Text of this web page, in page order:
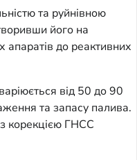
та руйнівною
його на
апаратів до реактивних
від 50 до 90
та запасу палива.
корекцією ГНСС